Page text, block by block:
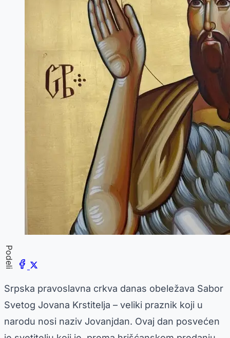
Podeli
Srpska pravoslavna crkva danas obeležava Sabor
Svetog Jovana Krstitelja – veliki praznik koji u
narodu nosi naziv Jovanjdan. Ovaj dan posvećen